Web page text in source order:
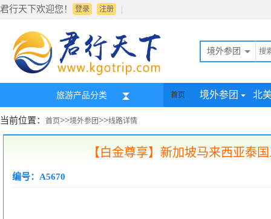
君行天下欢迎您！ 登录 |
注册
境外参团
旅游产品分类 首页 境外参团 北
当前位置： 首页>>境外参团>>线路详情
【白金尊享】新加坡马来西亚泰
编号：A5670